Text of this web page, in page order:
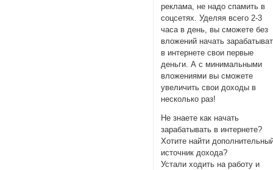
реклама, не надо спамить в
соцсетях. Уделяя всего 2-3
часа в день, вы сможете без
вложений начать
в интернете свои первые
деньги. А с минимальными
вложениями вы сможете
увеличить свои доходы в
несколько раз!
Не знаете как начать
зарабатывать в интернете?
Хотите найти
источник дохода?
Устали ходить на работу и